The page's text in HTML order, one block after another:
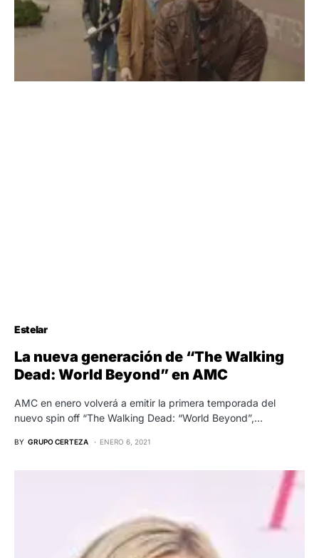
Estelar
La nueva generación de “The Walking
Dead: World Beyond” en AMC
AMC en enero volverá a emitir la primera temporada del
nuevo spin off “The Walking Dead: “World Beyond”,…
BY GRUPO CERTEZA ENERO 6, 2021